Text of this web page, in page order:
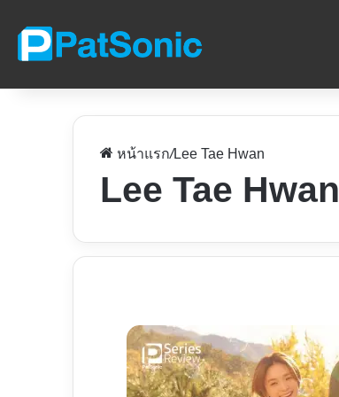
หน้าแรก/Lee Tae Hwan
Lee Tae Hwan